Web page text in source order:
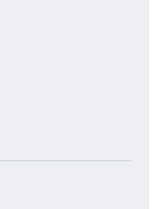
持续竞争力的仿真分
的中小企业可持续发展
下供应链应对突发事
when both demand and
决策,2011,26(9)
，出版专著1部，获